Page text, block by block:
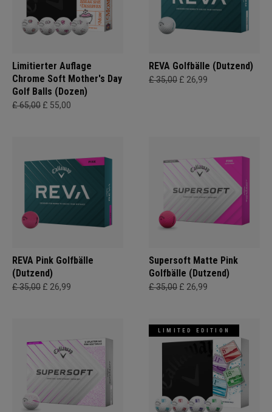
Limitierter Auflage
Chrome Soft Mother's Day
Golf Balls (Dozen)
£ 65,00 £ 55,00
REVA Golfbälle (Dutzend)
£ 35,00 £ 26,99
REVA Pink Golfbälle
(Dutzend)
£ 35,00 £ 26,99
Supersoft Matte Pink
Golfbälle (Dutzend)
£ 35,00 £ 26,99
LIMITED EDITION